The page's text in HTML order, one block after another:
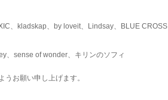
、kladskap、by loveit、Lindsay、BLUE CROSS
、sense of wonder、キリンのソフィ
お願い申し上げます。